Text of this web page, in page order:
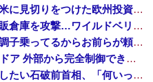
「やつらの目は節穴か？」と日米に見切りをつけた欧州投資家の選択に衝撃を受ける人が続出、日英米の資産を処分して代わりに選んだのは……
ロシア、ウクライナの大規模通販倉庫を攻撃…ワイルドベリーズへの報復！
【速報】中国「アメリカさぁ、調子乗ってるからお前らが頼ってる軍用中国ドローン輸出禁止するわw」
中国製ルーター20機種にバックドア 外部から完全制御できる機能が仕込まれていた
消費税減税をなんとしても阻止したい石破前首相、「何いってんのこいつ」と有権者をドン引きさせるよな屁理屈を……